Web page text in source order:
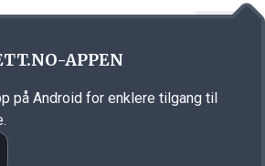
APPEN
på Android for enklere tilgang til